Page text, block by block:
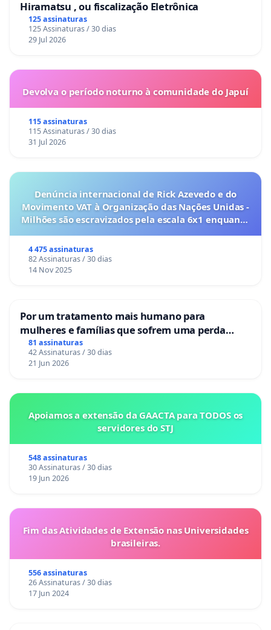
Hiramatsu , ou fiscalização Eletrônica
125 assinaturas
125 Assinaturas / 30 dias
29 Jul 2026
Devolva o período noturno à comunidade do Japuí
115 assinaturas
115 Assinaturas / 30 dias
31 Jul 2026
Denúncia internacional de Rick Azevedo e do
Movimento VAT à Organização das Nações Unidas -
Milhões são escravizados pela escala 6x1 enquanto
4 475 assinaturas
82 Assinaturas / 30 dias
14 Nov 2025
Por um tratamento mais humano para
mulheres e famílias que sofrem uma perda
gestacional nos hospitais portugueses
81 assinaturas
42 Assinaturas / 30 dias
21 Jun 2026
Apoiamos a extensão da GAACTA para TODOS os
servidores do STJ
548 assinaturas
30 Assinaturas / 30 dias
19 Jun 2026
Fim das Atividades de Extensão nas Universidades
brasileiras.
556 assinaturas
26 Assinaturas / 30 dias
17 Jun 2024